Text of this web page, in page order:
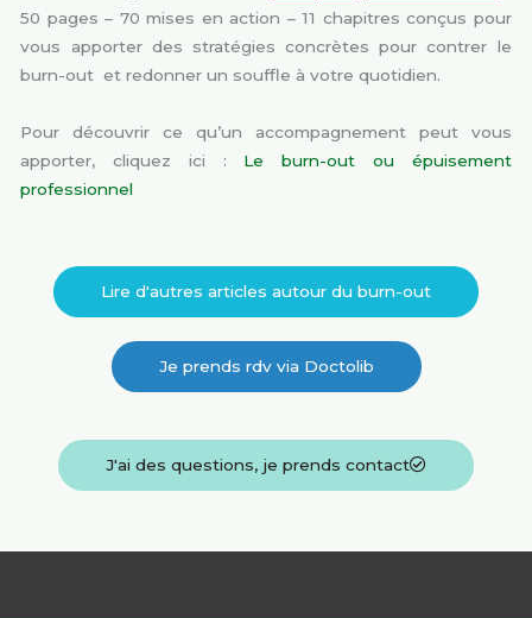
50 pages – 70 mises en action – 11 chapitres conçus pour
vous apporter des stratégies concrètes pour contrer le
burn-out et redonner un souffle à votre quotidien.
Pour découvrir ce qu’un accompagnement peut vous
apporter, cliquez ici : Le burn-out ou épuisement
professionnel
Lire d'autres articles autour du burn-out
Je prends rdv via Doctolib
J'ai des questions, je prends contact